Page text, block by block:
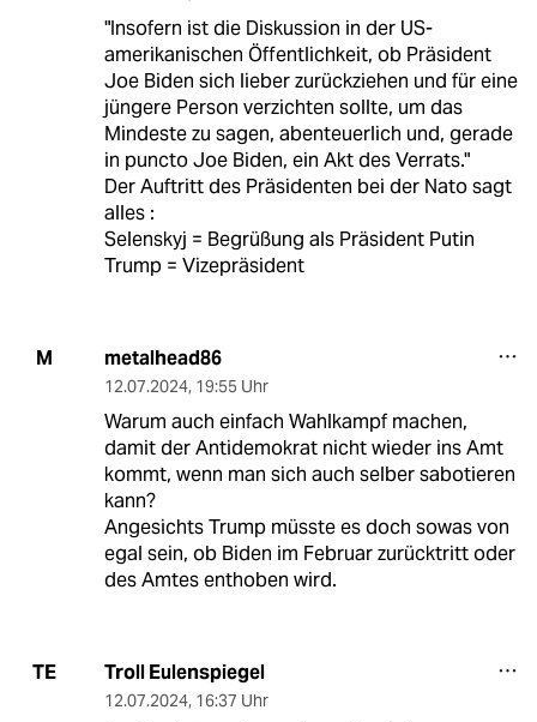
"Insofern ist die Diskussion in der US-
amerikanischen Öffentlichkeit, ob Präsident
Joe Biden sich lieber zurückziehen und für eine
jüngere Person verzichten sollte, um das
Mindeste zu sagen, abenteuerlich und, gerade
in puncto Joe Biden, ein Akt des Verrats."
Der Auftritt des Präsidenten bei der Nato sagt
alles :
Selenskyj = Begrüßung als Präsident Putin
Trump = Vizepräsident
M metalhead86
12.07.2024, 19:55 Uhr
Warum auch einfach Wahlkampf machen,
damit der Antidemokrat nicht wieder ins Amt
kommt, wenn man sich auch selber sabotieren
kann?
Angesichts Trump müsste es doch sowas von
egal sein, ob Biden im Februar zurücktritt oder
des Amtes enthoben wird.
TE Troll Eulenspiegel
12.07.2024, 16:37 Uhr